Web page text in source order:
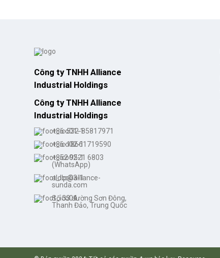
dành cho nữ...
Công ty TNHH Alliance
Industrial Holdings
Công ty TNHH Alliance
Industrial Holdings
+86-532-85817971
+86-18661719590
+852 9521 6803
(WhatsApp)
aldlp@alliance-
sunda.com
Số 33 đường Sơn Đông,
Thanh Đảo, Trung Quốc